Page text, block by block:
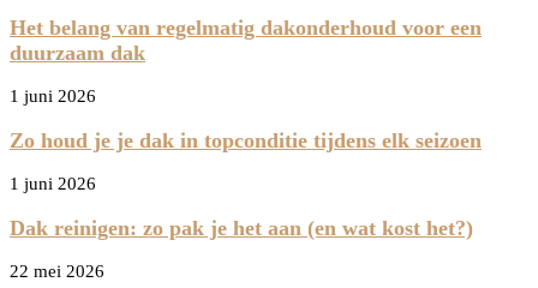
Het belang van regelmatig dakonderhoud voor een
duurzaam dak
1 juni 2026
Zo houd je je dak in topconditie tijdens elk seizoen
1 juni 2026
Dak reinigen: zo pak je het aan (en wat kost het?)
22 mei 2026